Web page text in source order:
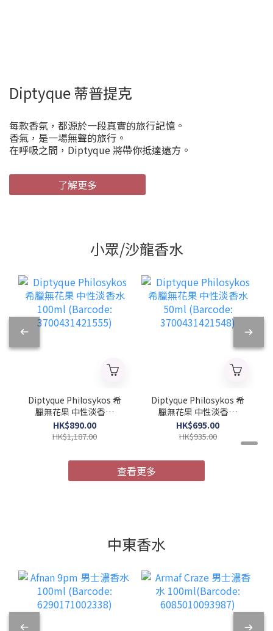
Diptyque 蒂普提克
每款香氛，都源於一段真實的旅行記憶。
香氣，是一場無聲的旅行。
在呼吸之間，Diptyque 將帶你抵達遠方。
了解更多
小眾/沙龍香水
Diptyque Philosykos 希
臘無花果 中性淡香水
100ml (Barcode:
3700431421555)
HK$890.00
HK$1,187.00
Diptyque Philosykos 希
臘無花果 中性淡香水
50ml (Barcode:
3700431421548)
HK$695.00
HK$935.00
查看更多
中東香水